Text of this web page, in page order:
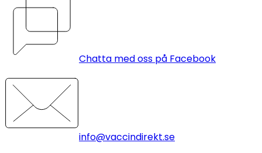
Chatta med oss på Facebook
info@vaccindirekt.se